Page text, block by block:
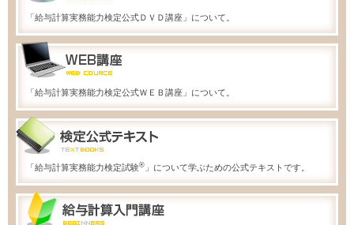
「給与計算実務能力検定公式ＤＶＤ講座」について。
「給与計算実務能力検定公式ＷＥＢ講座」について。
「給与計算実務能力検定試験® 」について学ぶための公式テキストです。